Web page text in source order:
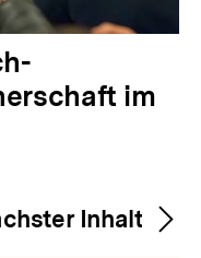
im
Inhalt